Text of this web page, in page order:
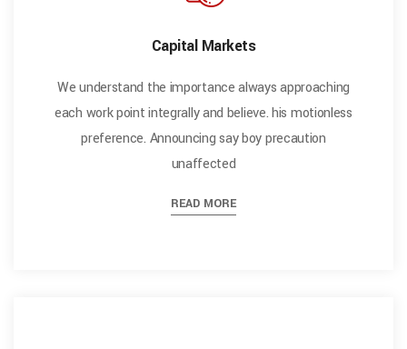
Capital Markets
We understand the importance always approaching
each work point integrally and believe. his motionless
preference. Announcing say boy precaution
unaffected
READ MORE